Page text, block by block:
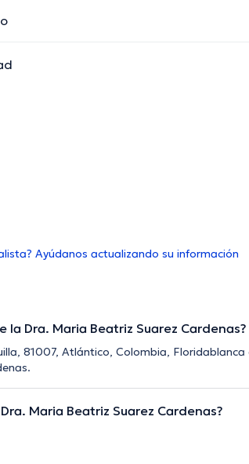
Ayúdanos actualizando su información
la Dra. Maria Beatriz Suarez Cardenas?
81007, Atlántico, Colombia,
Maria Beatriz Suarez Cardenas?